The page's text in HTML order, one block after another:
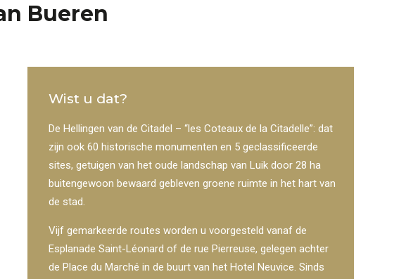
Bueren
Wist u dat?
De Hellingen van de Citadel – “les Coteaux de la Citadelle”: dat
zijn ook 60 historische monumenten en 5 geclassificeerde
sites, getuigen van het oude landschap van Luik door 28 ha
buitengewoon bewaard gebleven groene ruimte in het hart van
de stad.
Vijf gemarkeerde routes worden u voorgesteld vanaf de
Esplanade Saint-Léonard of de rue Pierreuse, gelegen achter
de Place du Marché in de buurt van het Hotel Neuvice. Sinds